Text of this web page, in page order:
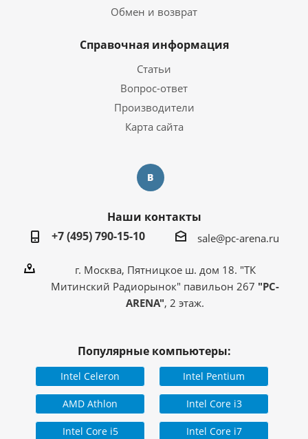
Обмен и возврат
Справочная информация
Статьи
Вопрос-ответ
Производители
Карта сайта
Наши контакты
+7 (495) 790-15-10
sale@pc-arena.ru
г. Москва, Пятницкое ш. дом 18. "ТК
Митинский Радиорынок" павильон 267 "PC-
ARENA", 2 этаж.
Популярные компьютеры:
Intel Celeron Intel Pentium
AMD Athlon Intel Core i3
Intel Core i5 Intel Core i7